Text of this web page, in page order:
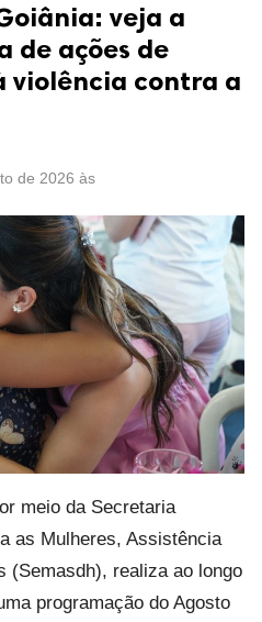
veja a
de ações de
violência contra a
de 2026 às
meio da Secretaria
as Mulheres, Assistência
(Semasdh), realiza ao longo
programação do Agosto